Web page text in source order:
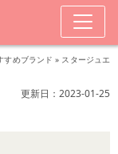
すめブランド » スタージュエ
更新日：2023-01-25